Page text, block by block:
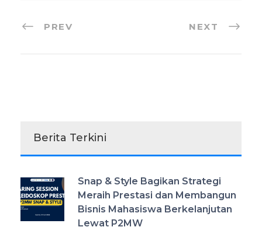
PREV NEXT
Berita Terkini
Snap & Style Bagikan Strategi
Meraih Prestasi dan Membangun
Bisnis Mahasiswa Berkelanjutan
Lewat P2MW